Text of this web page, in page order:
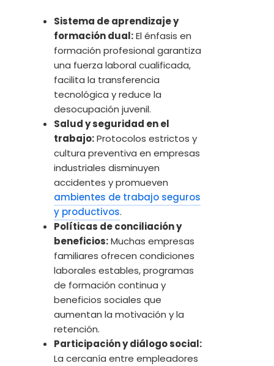
Sistema de aprendizaje y
formación dual:El énfasis en
formación profesional garantiza
una fuerza laboral cualificada,
facilita la transferencia
tecnológica y reduce la
desocupación juvenil.
Salud y seguridad en el
trabajo:Protocolos estrictos y
cultura preventiva en empresas
industriales disminuyen
accidentes y promueven
ambientes de trabajo seguros
y productivos.
Políticas de conciliación y
beneficios:Muchas empresas
familiares ofrecen condiciones
laborales estables, programas
de formación continua y
beneficios sociales que
aumentan la motivación y la
retención.
Participación y diálogo social:
La cercanía entre empleadores